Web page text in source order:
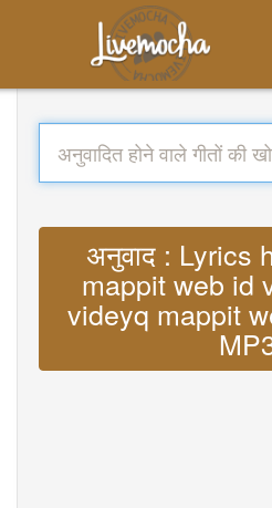
अनुवाद : Lyrics
mappit web id
videyq mappit